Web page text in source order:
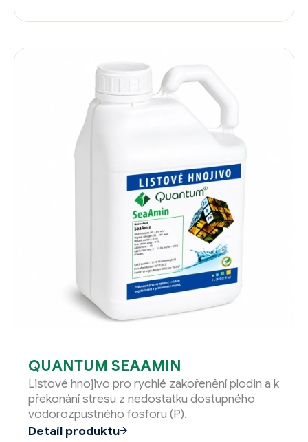
QUANTUM SEAAMIN
Listové hnojivo pro rychlé zakořenění plodin a k
překonání stresu z nedostatku dostupného
vodorozpustného fosforu (P).
Detail produktu